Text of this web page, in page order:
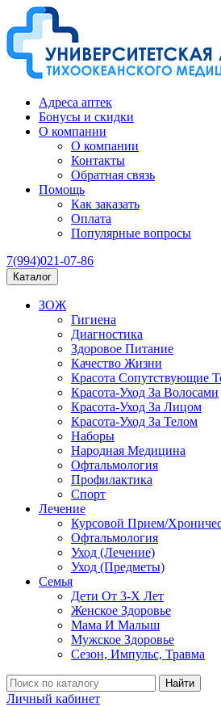
Адреса аптек
Бонусы и скидки
О компании
О компании
Контакты
Обратная связь
Помощь
Как заказать
Оплата
Популярные вопросы
7(994)021-07-86
Каталог
ЗОЖ
Гигиена
Диагностика
Здоровое Питание
Качество Жизни
Красота Сопутствующие
Красота-Уход За Волосами
Красота-Уход За Лицом
Красота-Уход За Телом
Наборы
Народная Медицина
Офтальмология
Профилактика
Спорт
Лечение
Курсовой Прием/
Офтальмология
Уход (Лечение)
Уход (Предметы)
Семья
Дети От 3-Х Лет
Женское Здоровье
Мама И Малыш
Мужское Здоровье
Сезон, Импульс, Травма
Найти
Личный кабинет